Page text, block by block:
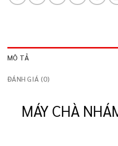
MÔ TẢ
ĐÁNH GIÁ (0)
MÁY CHÀ